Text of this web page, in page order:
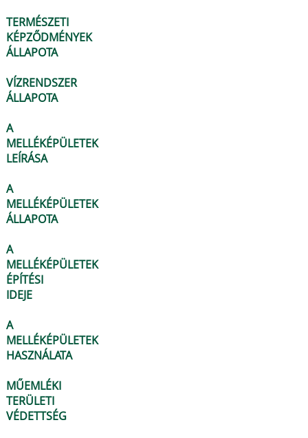
TERMÉSZETI
KÉPZŐDMÉNYEK
ÁLLAPOTA
VÍZRENDSZER
ÁLLAPOTA
A
MELLÉKÉPÜLETEK
LEÍRÁSA
A
MELLÉKÉPÜLETEK
ÁLLAPOTA
A
MELLÉKÉPÜLETEK
ÉPÍTÉSI
IDEJE
A
MELLÉKÉPÜLETEK
HASZNÁLATA
MŰEMLÉKI
TERÜLETI
VÉDETTSÉG